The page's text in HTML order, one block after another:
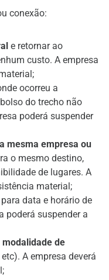
conexão:
e retornar ao
custo. A empresa
ocorreu a
do trecho não
poderá suspender
mesma empresa ou
o mesmo destino,
de lugares. A
material;
data e horário de
poderá suspender a
de
A empresa deverá